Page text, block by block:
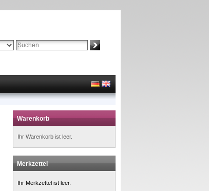
Warenkorb
Ihr Warenkorb ist leer.
Merkzettel
Ihr Merkzettel ist leer.